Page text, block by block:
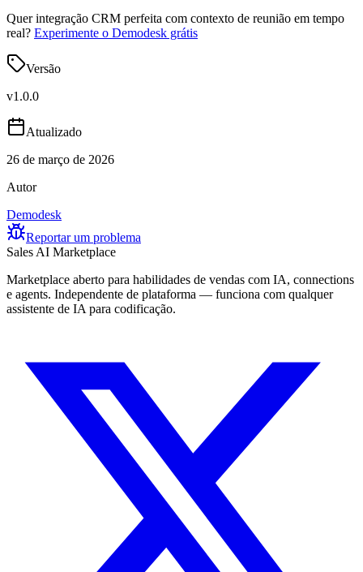
Quer integração CRM perfeita com contexto de reunião em tempo
real? Experimente o Demodesk grátis
Versão
v1.0.0
Atualizado
26 de março de 2026
Autor
Demodesk
Reportar um problema
Sales AI Marketplace
Marketplace aberto para habilidades de vendas com IA, connections
e agents. Independente de plataforma — funciona com qualquer
assistente de IA para codificação.